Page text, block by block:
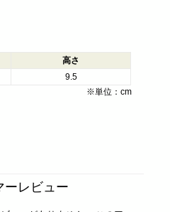
高さ
9.5
※単位：cm
ーレビュー